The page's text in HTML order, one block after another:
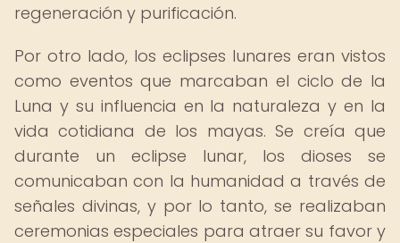
regeneración y purificación.
Por otro lado, los eclipses lunares eran vistos
como eventos que marcaban el ciclo de la
Luna y su influencia en la naturaleza y en la
vida cotidiana de los mayas. Se creía que
durante un eclipse lunar, los dioses se
comunicaban con la humanidad a través de
señales divinas, y por lo tanto, se realizaban
ceremonias especiales para atraer su favor y